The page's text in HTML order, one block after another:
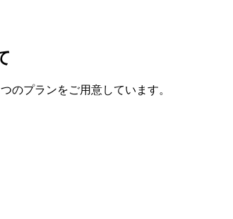
のプランをご用意しています。